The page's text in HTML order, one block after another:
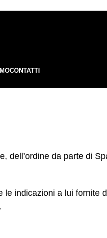
CONTATTI
dell’ordine da parte di
indicazioni a lui fornite